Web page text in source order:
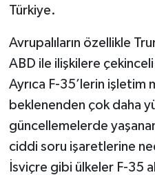
Türkiye.
Avrupalıların özellikle
ABD ile ilişkilere çekinceli
Ayrıca F-35’lerin işletim
beklenenden çok daha
güncellemelerde yaşanan
ciddi soru işaretlerine
İsviçre gibi ülkeler F-35